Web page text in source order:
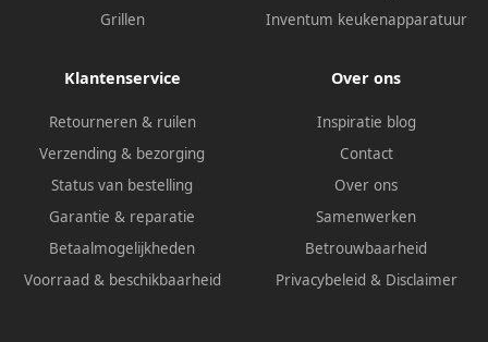
Grillen
Inventum keukenapparatuur
Klantenservice
Retourneren & ruilen
Verzending & bezorging
Status van bestelling
Garantie & reparatie
Betaalmogelijkheden
Voorraad & beschikbaarheid
Over ons
Inspiratie blog
Contact
Over ons
Samenwerken
Betrouwbaarheid
Privacybeleid & Disclaimer